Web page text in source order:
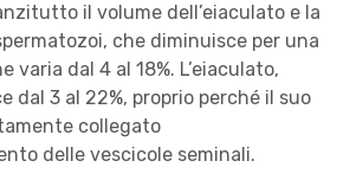
il volume dell’eiaculato e la
che diminuisce per una
varia dal 4 al 18%. L’eiaculato,
dal 3 al 22%, proprio perché il suo
collegato
delle vescicole seminali.